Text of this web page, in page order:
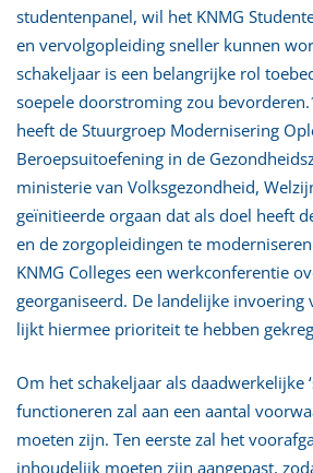
studentenpanel, wil het KNMG
en vervolgopleiding sneller kunnen
schakeljaar is een belangrijke rol
soepele doorstroming zou
heeft de Stuurgroep Modernisering
Beroepsuitoefening in de
ministerie van Volksgezondheid,
geïnitieerde orgaan dat als doel heeft
en de zorgopleidingen te
KNMG Colleges een werkconferentie
georganiseerd. De landelijke invoering
lijkt hiermee prioriteit te hebben
Om het schakeljaar als daadwerkelijke
functioneren zal aan een aantal
moeten zijn. Ten eerste zal het
inhoudelijk moeten zijn aangepast,